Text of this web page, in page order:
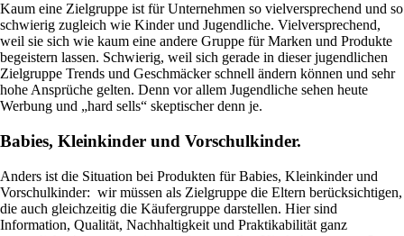
Kaum eine Zielgruppe ist für Unternehmen so vielversprechend und so
schwierig zugleich wie Kinder und Jugendliche. Vielversprechend,
weil sie sich wie kaum eine andere Gruppe für Marken und Produkte
begeistern lassen. Schwierig, weil sich gerade in dieser jugendlichen
Zielgruppe Trends und Geschmäcker schnell ändern können und sehr
hohe Ansprüche gelten. Denn vor allem Jugendliche sehen heute
Werbung und „hard sells“ skeptischer denn je.
Babies, Kleinkinder und Vorschulkinder.
Anders ist die Situation bei Produkten für Babies, Kleinkinder und
Vorschulkinder: wir müssen als Zielgruppe die Eltern berücksichtigen,
die auch gleichzeitig die Käufergruppe darstellen. Hier sind
Information, Qualität, Nachhaltigkeit und Praktikabilität ganz